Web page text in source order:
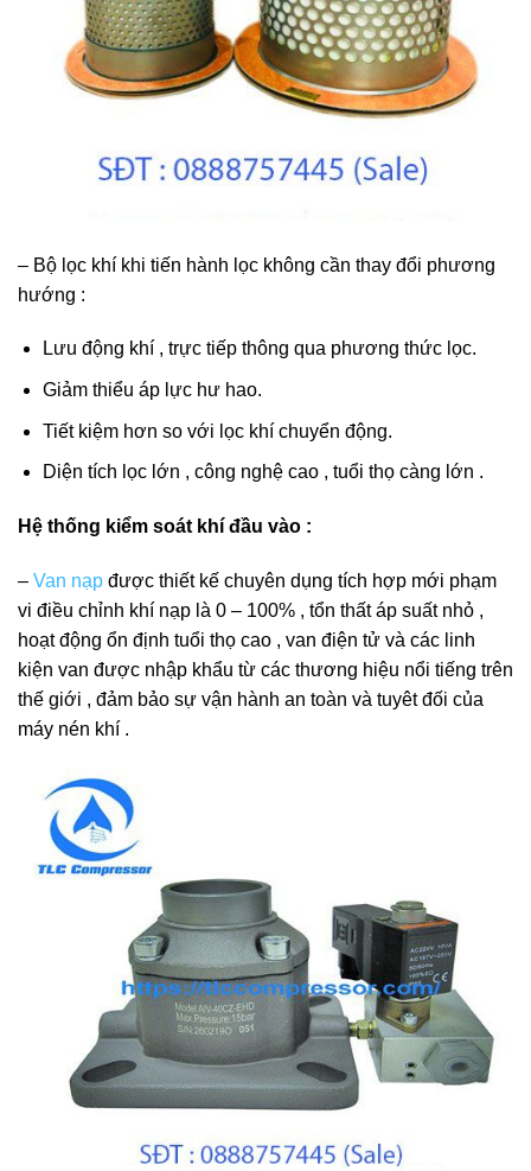
– Bộ lọc khí khi tiến hành lọc không cần thay đổi phương
hướng :
Lưu động khí , trực tiếp thông qua phương thức lọc.
Giảm thiểu áp lực hư hao.
Tiết kiệm hơn so với lọc khí chuyển động.
Diện tích lọc lớn , công nghệ cao , tuổi thọ càng lớn .
Hệ thống kiểm soát khí đầu vào :
– Van nạp được thiết kế chuyên dụng tích hợp mới phạm
vi điều chỉnh khí nạp là 0 – 100% , tổn thất áp suất nhỏ ,
hoạt động ổn định tuổi thọ cao , van điện tử và các linh
kiện van được nhập khẩu từ các thương hiệu nổi tiếng trên
thế giới , đảm bảo sự vận hành an toàn và tuyêt đối của
máy nén khí .